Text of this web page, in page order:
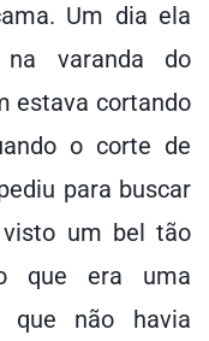
Um dia ela
na varanda do
estava cortando
o corte de
para buscar
um bel tão
que era uma
que não havia